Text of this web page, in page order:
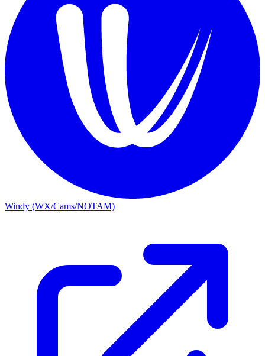
Windy (WX/Cams/NOTAM)